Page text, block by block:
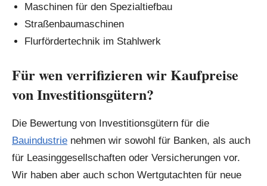
Maschinen für den Spezialtiefbau
Straßenbaumaschinen
Flurfördertechnik im Stahlwerk
Für wen verrifizieren wir Kaufpreise
von Investitionsgütern?
Die Bewertung von Investitionsgütern für die
Bauindustrie nehmen wir sowohl für Banken, als auch
für Leasinggesellschaften oder Versicherungen vor.
Wir haben aber auch schon Wertgutachten für neue